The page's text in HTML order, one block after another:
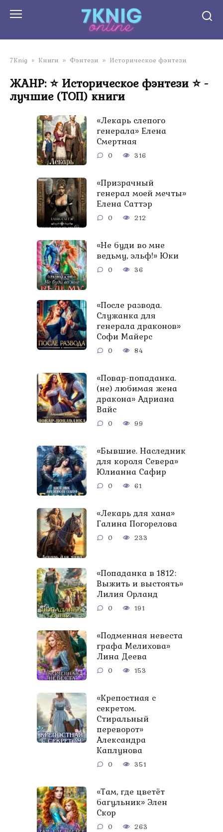
7Knig » Книги » Фэнтези » Историческое фэнтези
ЖАНР: ⭐ Историческое фэнтези ⭐ -
лучшие (ТОП) книги
«Лекарь слепого
генерала» Елена
Смертная
0 316
«Призрачный
генерал моей мечты»
Елена Саттэр
0 212
«Не буди во мне
ведьму, эльф!» Юки
0 36
«После развода.
Служанка для
генерала драконов»
Софи Майерс
0 84
«Повар-попаданка.
(не) любимая жена
дракона» Адриана
Вайс
0 99
«Бывшие. Наследник
для короля Севера»
Юлианна Сафир
0 61
«Лекарь для хана»
Галина Погорелова
0 233
«Попаданка в 1812:
Выжить и выстоять»
Лилия Орланд
0 191
«Подменная невеста
графа Мелихова»
Лина Деева
0 153
«Крепостная с
секретом.
Стиральный
переворот»
Александра
Каплунова
0 351
«Там, где цветёт
багульник» Элен
Скор
0 263